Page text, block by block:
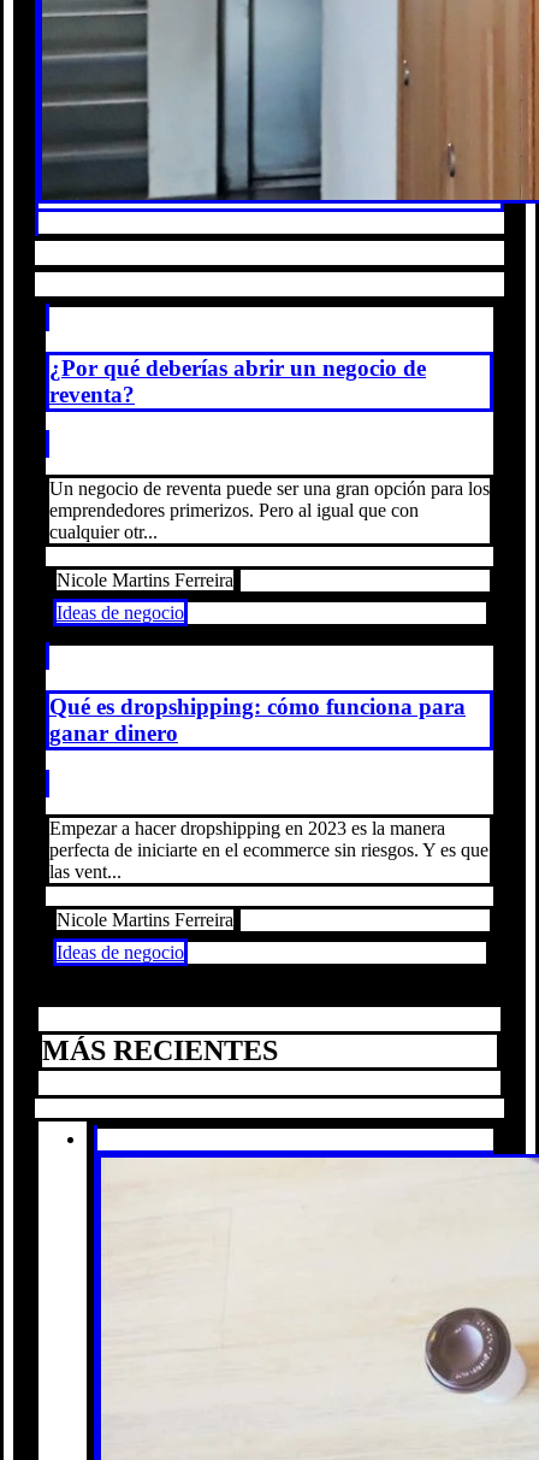
¿Por qué deberías abrir un negocio de
reventa?
Un negocio de reventa puede ser una gran opción para los
emprendedores primerizos. Pero al igual que con
cualquier otr...
Nicole Martins Ferreira
Ideas de negocio
Qué es dropshipping: cómo funciona para
ganar dinero
Empezar a hacer dropshipping en 2023 es la manera
perfecta de iniciarte en el ecommerce sin riesgos. Y es que
las vent...
Nicole Martins Ferreira
Ideas de negocio
MÁS RECIENTES